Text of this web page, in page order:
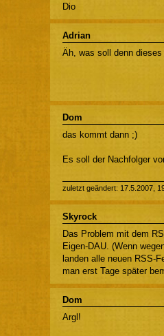
Dio
Adrian
Äh, was soll denn
Dom
das kommt dann ;)
Es soll der Nachfolger
zuletzt geändert: 17.5.2007,
Skyrock
Das Problem mit dem
Eigen-DAU. (Wenn
landen alle neuen RSS-
man erst Tage später
Dom
Argl!